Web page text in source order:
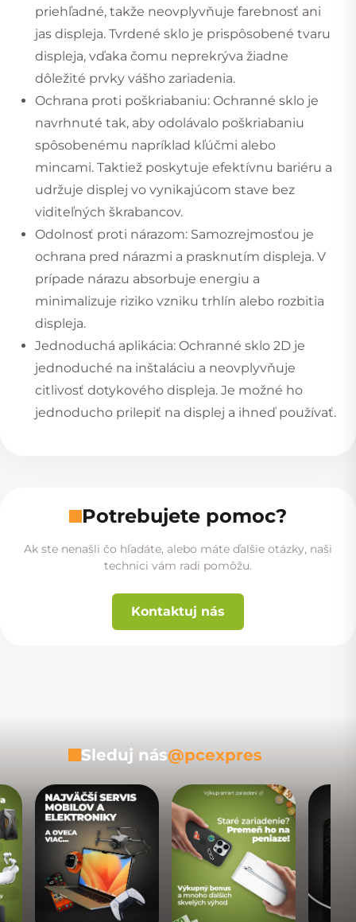
priehľadné, takže neovplyvňuje farebnosť ani
jas displeja. Tvrdené sklo je prispôsobené tvaru
displeja, vďaka čomu neprekrýva žiadne
dôležité prvky vášho zariadenia.
Ochrana proti poškriabaniu: Ochranné sklo je
navrhnuté tak, aby odolávalo poškriabaniu
spôsobenému napríklad kľúčmi alebo
mincami. Taktiež poskytuje efektívnu bariéru a
udržuje displej vo vynikajúcom stave bez
viditeľných škrabancov.
Odolnosť proti nárazom: Samozrejmosťou je
ochrana pred nárazmi a prasknutím displeja. V
prípade nárazu absorbuje energiu a
minimalizuje riziko vzniku trhlín alebo rozbitia
displeja.
Jednoduchá aplikácia: Ochranné sklo 2D je
jednoduché na inštaláciu a neovplyvňuje
citlivosť dotykového displeja. Je možné ho
jednoducho prilepiť na displej a ihneď používať.
Potrebujete pomoc?
Ak ste nenašli čo hľadáte, alebo máte ďalšie otázky, naši
technici vám radi pomôžu.
Kontaktuj nás
Sleduj nás@pcexpres